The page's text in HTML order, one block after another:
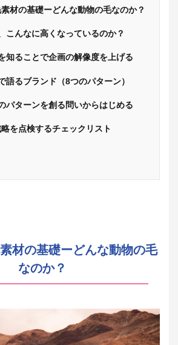
材の基礎ーどんな動物の毛なのか？
こんなに高くなっているのか？
知ることで企画の解像度を上げる
語るブランド（8つのパターン）
パターンを創る問いからはじめる
を点検するチェックリスト
材の基礎ーどんな動物の毛
なのか？